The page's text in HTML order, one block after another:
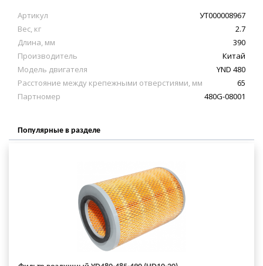
Артикул
УТ000008967
Вес, кг
2.7
Длина, мм
390
Производитель
Китай
Модель двигателя
YND 480
Расстояние между крепежными отверстиями, мм
65
Партномер
480G-08001
Популярные в разделе